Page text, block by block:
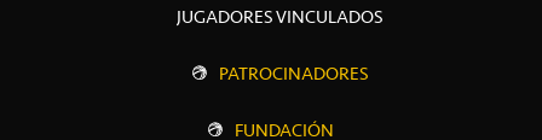
JUGADORES VINCULADOS
PATROCINADORES
FUNDACIÓN